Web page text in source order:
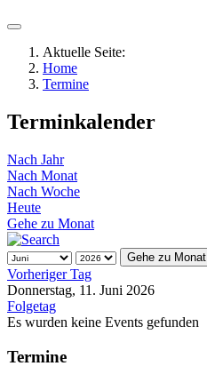
Aktuelle Seite:
Home
Termine
Terminkalender
Nach Jahr
Nach Monat
Nach Woche
Heute
Gehe zu Monat
Gehe zu Monat
Vorheriger Tag
Donnerstag, 11. Juni 2026
Folgetag
Es wurden keine Events gefunden
Termine